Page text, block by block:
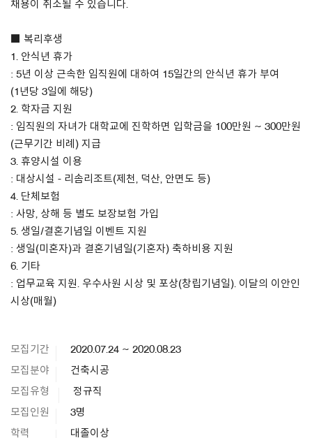
채용이 취소될 수 있습니다.
■ 복리후생
1. 안식년 휴가
: 5년 이상 근속한 임직원에 대하여 15일간의 안식년 휴가 부여
(1년당 3일에 해당)
2. 학자금 지원
: 임직원의 자녀가 대학교에 진학하면 입학금을 100만원 ~ 300만원
(근무기간 비례) 지급
3. 휴양시설 이용
: 대상시설 - 리솜리조트(제천, 덕산, 안면도 등)
4. 단체보험
: 사망, 상해 등 별도 보장보험 가입
5. 생일/결혼기념일 이벤트 지원
: 생일(미혼자)과 결혼기념일(기혼자) 축하비용 지원
6. 기타
: 업무교육 지원. 우수사원 시상 및 포상(창립기념일). 이달의 이안인
시상(매월)
모집기간 2020.07.24 ~ 2020.08.23
모집분야 건축시공
모집유형 정규직
모집인원 3명
학력 대졸이상